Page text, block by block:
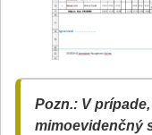
Pozn.: V
mimoevidenčný